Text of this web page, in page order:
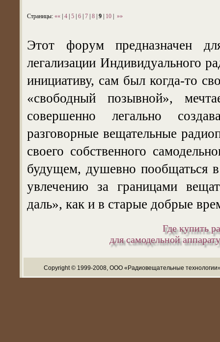
Страницы: «« 4 5 6 7 8 9 10 »»
Этот форум предназначен
легализации Индивидуального
инициативу, сам был когда-то
«свободный позывной»,
совершенно легально
разговорные вещательные
своего собственного
будущем, душевно пообщаться
увлечению за границами
даль», как и в старые добрые
Где купить
для самодельной
Copyright © 1999-2008, ООО «Радиовещательные